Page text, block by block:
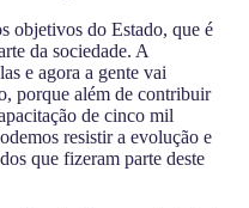
objetivos do Estado, que é
da sociedade. A
e agora a gente vai
porque além de contribuir
de cinco mil
resistir a evolução e
que fizeram parte deste